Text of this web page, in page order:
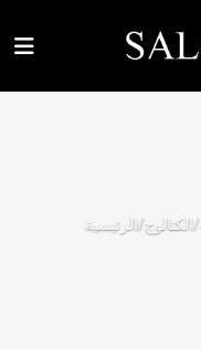
الرئيسية /الكتالوج /